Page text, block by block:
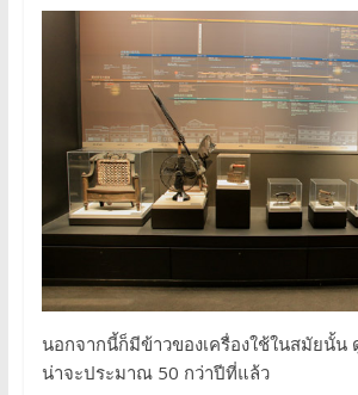
นอกจากนี้ก็มีข้าวของเครื่องใช้ในสมัยนั้น
น่าจะประมาณ 50 กว่าปีที่แล้ว